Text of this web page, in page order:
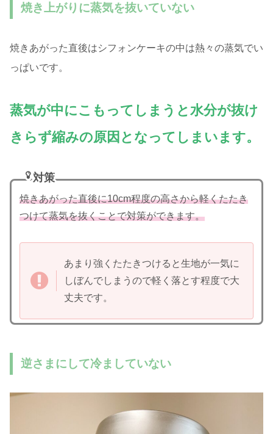
焼き上がりに蒸気を抜いていない
焼きあがった直後はシフォンケーキの中は熱々の蒸気でい
っぱいです。
蒸気が中にこもってしまうと水分が抜け
きらず縮みの原因となってしまいます。
対策
焼きあがった直後に10cm程度の高さから軽くたたき
つけて蒸気を抜くことで対策ができます。
あまり強くたたきつけると生地が一気に
しぼんでしまうので軽く落とす程度で大
丈夫です。
逆さまにして冷ましていない